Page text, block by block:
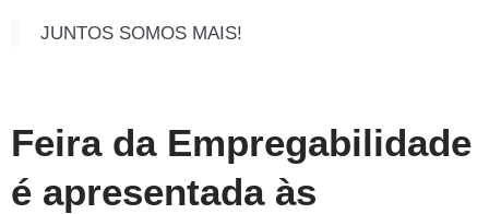
JUNTOS SOMOS MAIS!
Feira da Empregabilidade
é apresentada às